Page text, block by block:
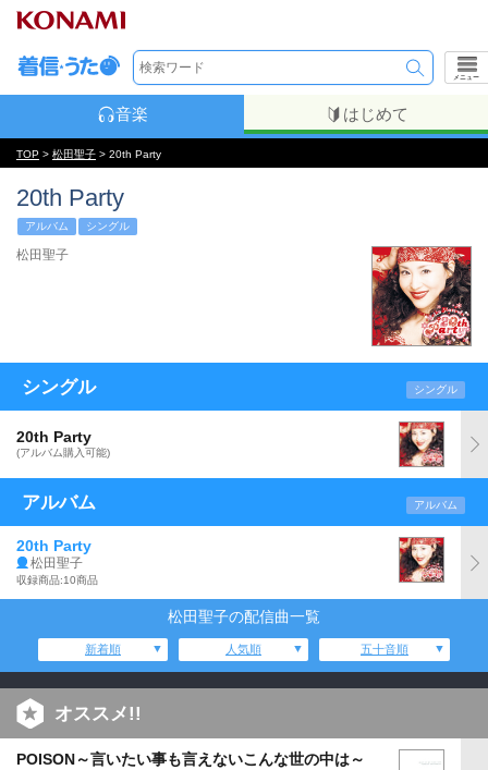
メニュー
音楽 はじめて
TOP > 松田聖子 > 20th Party
20th Party
アルバム シングル
松田聖子
シングル シングル
20th Party
(アルバム購入可能)
アルバム アルバム
20th Party
松田聖子
収録商品:10商品
松田聖子の配信曲一覧
新着順 人気順 五十音順
オススメ!!
POISON～言いたい事も言えないこんな世の中は～